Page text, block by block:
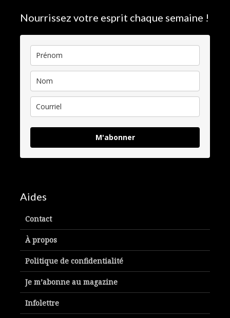
Nourrissez votre esprit chaque semaine !
M'abonner
Aides
Contact
À propos
Politique de confidentialité
Je m’abonne au magazine
Infolettre